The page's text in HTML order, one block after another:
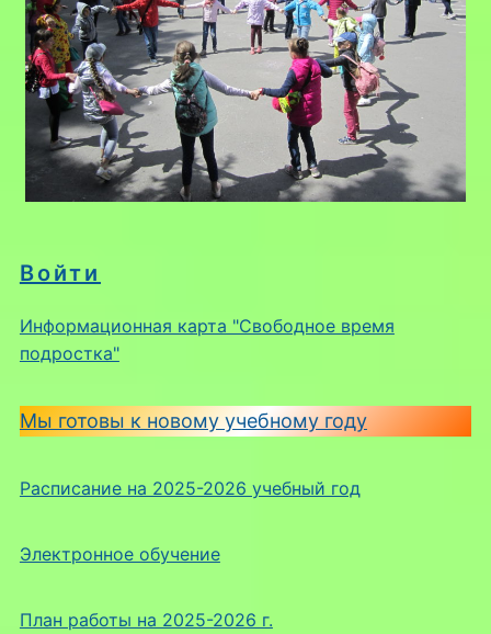
Войти
Информационная карта "Свободное время
подростка"
Мы готовы к новому учебному году
Расписание на 2025-2026 учебный год
Электронное обучение
План работы на 2025-2026 г.